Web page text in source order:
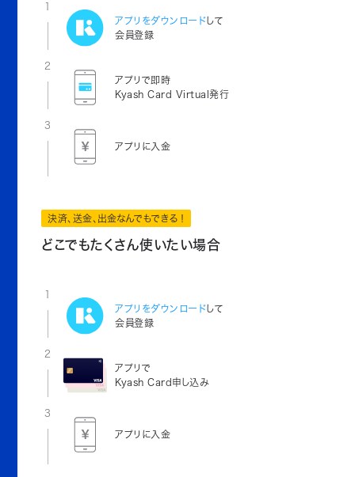
1
アプリをダウンロードして
会員登録
2
アプリで即時
Kyash Card Virtual発行
3
アプリに入金
決済、送金、出金なんでもできる！
どこでもたくさん使いたい場合
1
アプリをダウンロードして
会員登録
2
アプリで
Kyash Card申し込み
3
アプリに入金